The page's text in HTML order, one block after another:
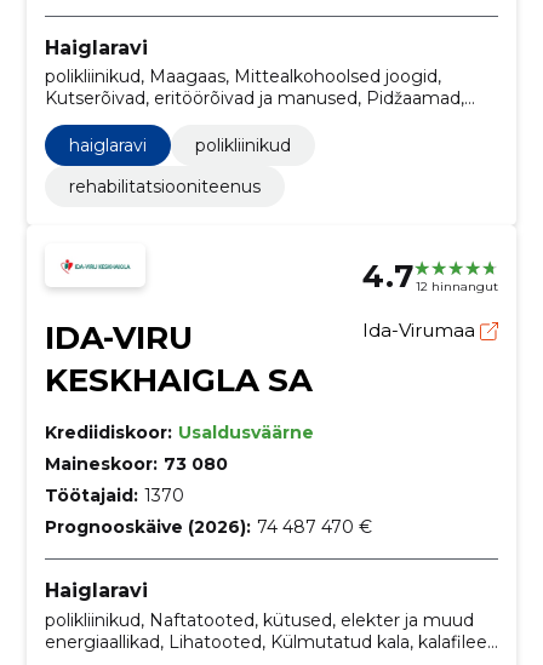
Haiglaravi
polikliinikud, Maagaas, Mittealkohoolsed joogid,
Kutserõivad, eritöörõivad ja manused, Pidžaamad,
Naiste öösärgid, ortopeedilised tarvikud,
Hapnikumask, Ultrahelidiagnostikaseadmed,
Sidumismaterjalid
haiglaravi
polikliinikud
rehabilitatsiooniteenus
4.712 hinnangut
IDA-VIRU
KESKHAIGLA SA
Ida-Virumaa
Krediidiskoor: Usaldusväärne
Maineskoor: 73 080
Töötajaid: 1370
Prognooskäive (2026): 74 487 470 €
Haiglaravi
polikliinikud, Naftatooted, kütused, elekter ja muud
energiaallikad, Lihatooted, Külmutatud kala, kalafileed